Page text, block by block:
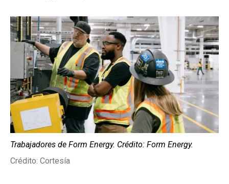
Trabajadores de Form Energy. Crédito: Form Energy.
Crédito: Cortesía